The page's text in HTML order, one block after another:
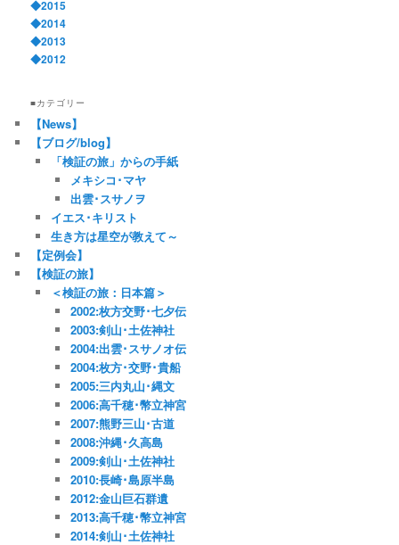
◆2015
◆2014
◆2013
◆2012
■カテゴリー
【News】
【ブログ/blog】
「検証の旅」からの手紙
メキシコ･マヤ
出雲･スサノヲ
イエス･キリスト
生き方は星空が教えて～
【定例会】
【検証の旅】
＜検証の旅：日本篇＞
2002:枚方交野･七夕伝
2003:剣山･土佐神社
2004:出雲･スサノオ伝
2004:枚方･交野･貴船
2005:三内丸山･縄文
2006:高千穂･幣立神宮
2007:熊野三山･古道
2008:沖縄･久高島
2009:剣山･土佐神社
2010:長崎･島原半島
2012:金山巨石群遺
2013:高千穂･幣立神宮
2014:剣山･土佐神社